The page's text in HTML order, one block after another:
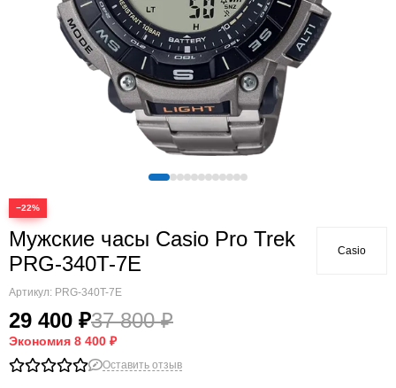
−22%
Мужские часы Casio Pro Trek
PRG-340T-7E
Артикул: PRG-340T-7E
29 400 ₽37 800 ₽
Экономия 8 400 ₽
Casio
Оставить отзыв